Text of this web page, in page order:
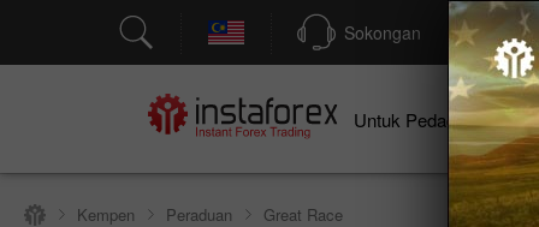
Sokongan
Untuk Pedagang
Kempen Peraduan Great Race